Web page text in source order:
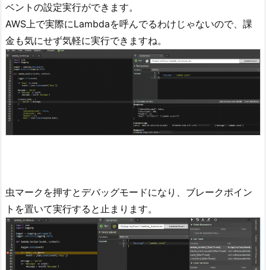
ベントの設定実行ができます。
AWS上で実際にLambdaを呼んでるわけじゃないので、課
金も気にせず気軽に実行できますね。
虫マークを押すとデバッグモードになり、ブレークポイン
トを置いて実行すると止まります。